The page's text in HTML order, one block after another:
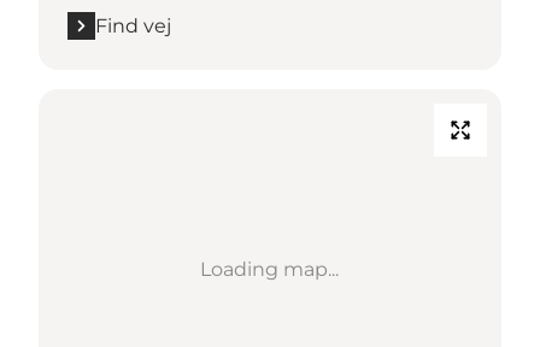
Find vej
Loading map...